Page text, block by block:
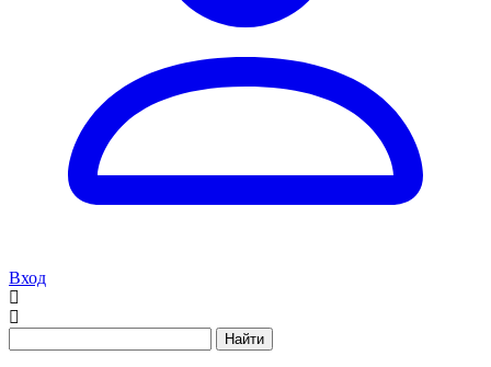
Вход
Найти